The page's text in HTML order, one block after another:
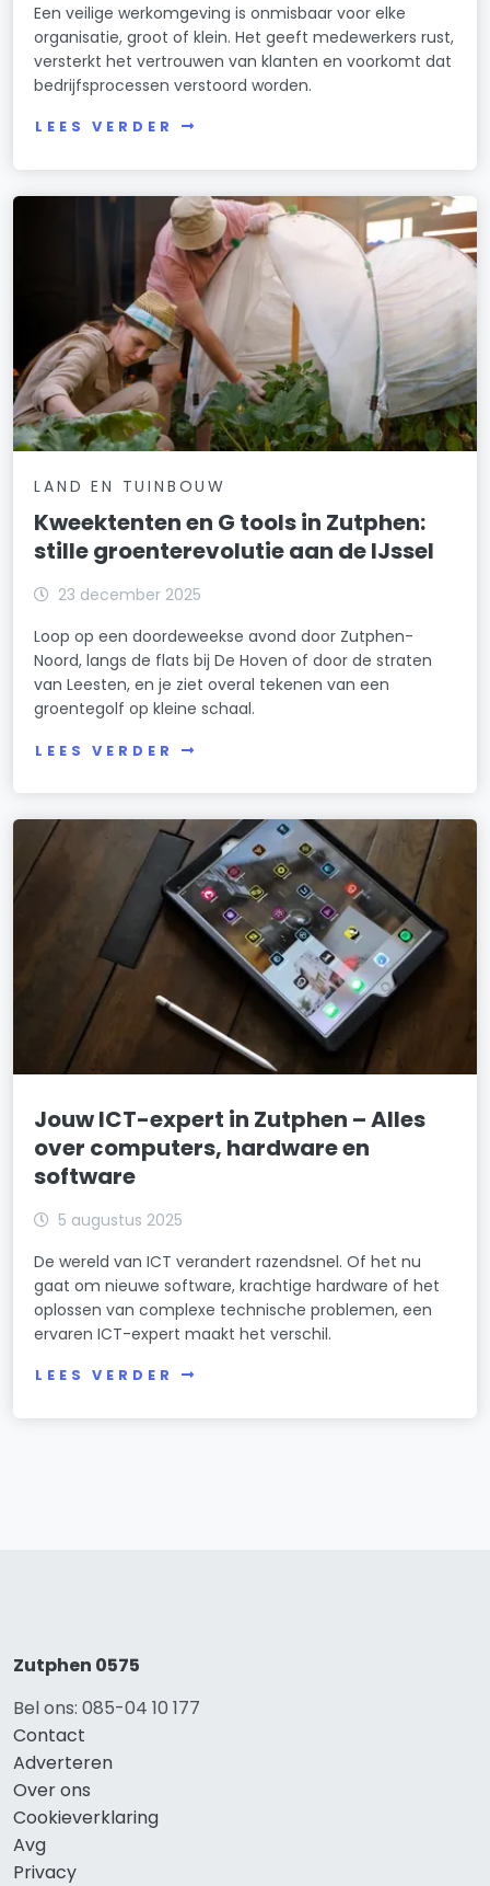
Een veilige werkomgeving is onmisbaar voor elke
organisatie, groot of klein. Het geeft medewerkers rust,
versterkt het vertrouwen van klanten en voorkomt dat
bedrijfsprocessen verstoord worden.
LEES VERDER
LAND EN TUINBOUW
Kweektenten en G tools in Zutphen:
stille groenterevolutie aan de IJssel
23 december 2025
Loop op een doordeweekse avond door Zutphen-
Noord, langs de flats bij De Hoven of door de straten
van Leesten, en je ziet overal tekenen van een
groentegolf op kleine schaal.
LEES VERDER
Jouw ICT-expert in Zutphen – Alles
over computers, hardware en
software
5 augustus 2025
De wereld van ICT verandert razendsnel. Of het nu
gaat om nieuwe software, krachtige hardware of het
oplossen van complexe technische problemen, een
ervaren ICT-expert maakt het verschil.
LEES VERDER
Zutphen 0575
Bel ons: 085-04 10 177
Contact
Adverteren
Over ons
Cookieverklaring
Avg
Privacy